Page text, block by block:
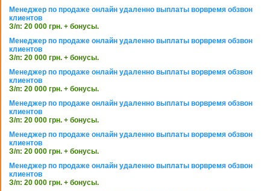
Менеджер по продаже онлайн удаленно выплаты ворвремя обзвон
клиентов
З/п: 20 000 грн. + бонусы.
Менеджер по продаже онлайн удаленно выплаты ворвремя обзвон
клиентов
З/п: 20 000 грн. + бонусы.
Менеджер по продаже онлайн удаленно выплаты ворвремя обзвон
клиентов
З/п: 20 000 грн. + бонусы.
Менеджер по продаже онлайн удаленно выплаты ворвремя обзвон
клиентов
З/п: 20 000 грн. + бонусы.
Менеджер по продаже онлайн удаленно выплаты ворвремя обзвон
клиентов
З/п: 20 000 грн. + бонусы.
Менеджер по продаже онлайн удаленно выплаты ворвремя обзвон
клиентов
З/п: 20 000 грн. + бонусы.